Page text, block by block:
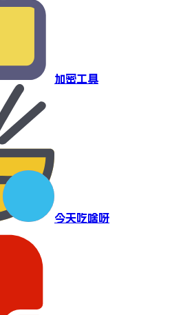
加密工具
今天吃啥呀